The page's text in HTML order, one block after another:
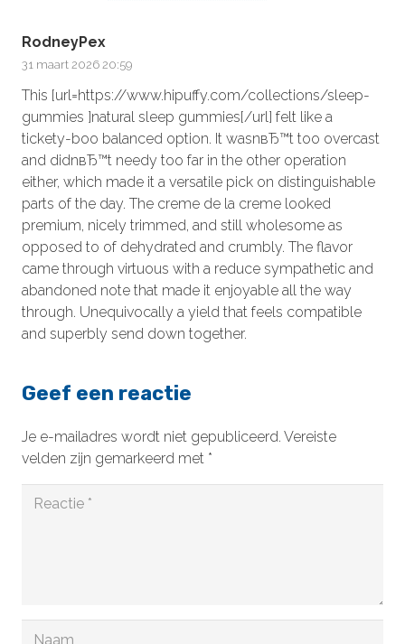
RodneyPex
31 maart 2026 20:59
This [url=https://www.hipuffy.com/collections/sleep-
gummies ]natural sleep gummies[/url] felt like a
tickety-boo balanced option. It wasnвЂ™t too overcast
and didnвЂ™t needy too far in the other operation
either, which made it a versatile pick on distinguishable
parts of the day. The creme de la creme looked
premium, nicely trimmed, and still wholesome as
opposed to of dehydrated and crumbly. The flavor
came through virtuous with a reduce sympathetic and
abandoned note that made it enjoyable all the way
through. Unequivocally a yield that feels compatible
and superbly send down together.
Geef een reactie
Je e-mailadres wordt niet gepubliceerd. Vereiste
velden zijn gemarkeerd met *